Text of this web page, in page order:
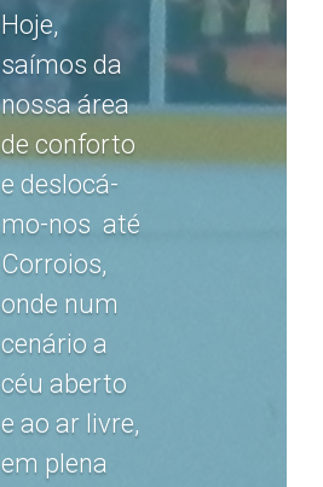
Hoje,
saímos da
nossa área
de conforto
e deslocá-
mo-nos até
Corroios,
onde num
cenário a
céu aberto
e ao ar livre,
em plena